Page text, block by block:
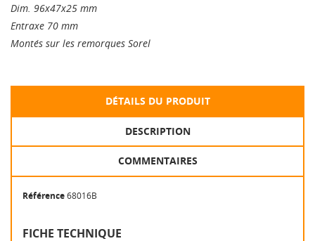
Dim. 96x47x25 mm
Entraxe 70 mm
Montés sur les remorques Sorel
DÉTAILS DU PRODUIT
DESCRIPTION
COMMENTAIRES
Référence68016B
FICHE TECHNIQUE